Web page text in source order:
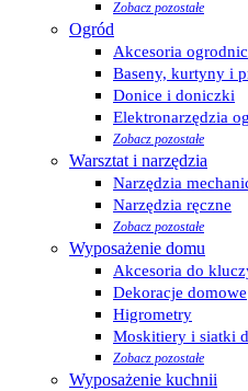
Zobacz pozostałe
Ogród
Akcesoria
Baseny, kurtyny i
Donice i doniczki
Elektronarzędzia
Zobacz pozostałe
Warsztat i narzędzia
Narzędzia
Narzędzia ręczne
Zobacz pozostałe
Wyposażenie domu
Akcesoria do
Dekoracje domowe
Higrometry
Moskitiery i siatki
Zobacz pozostałe
Wyposażenie kuchnii